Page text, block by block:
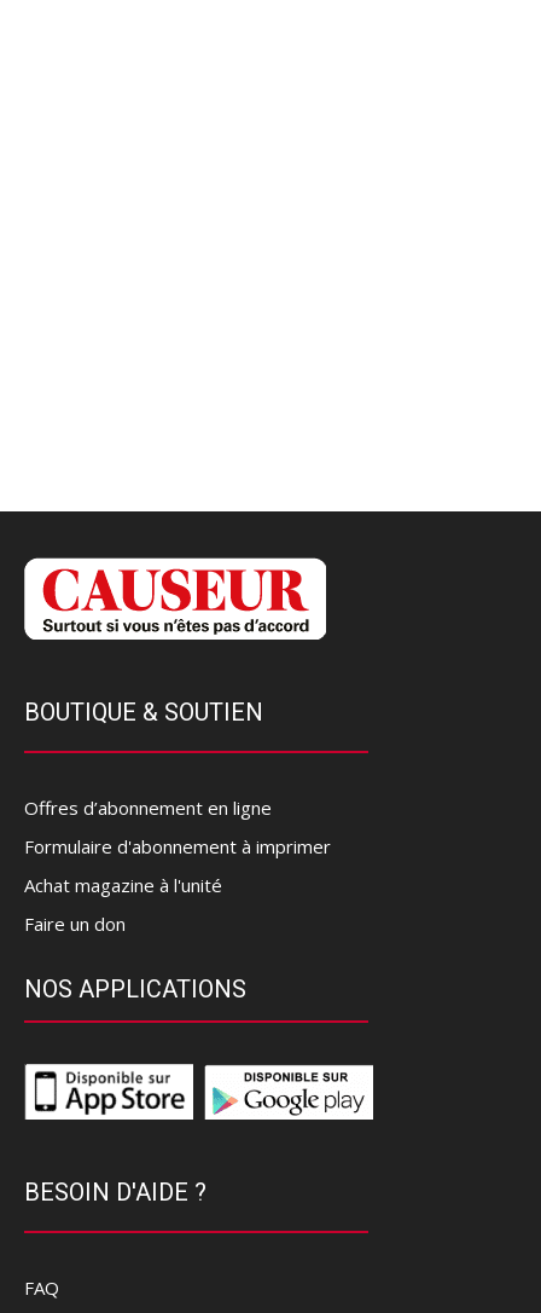
BOUTIQUE & SOUTIEN
Offres d’abonnement en ligne
Formulaire d'abonnement à imprimer
Achat magazine à l'unité
Faire un don
NOS APPLICATIONS
BESOIN D'AIDE ?
FAQ